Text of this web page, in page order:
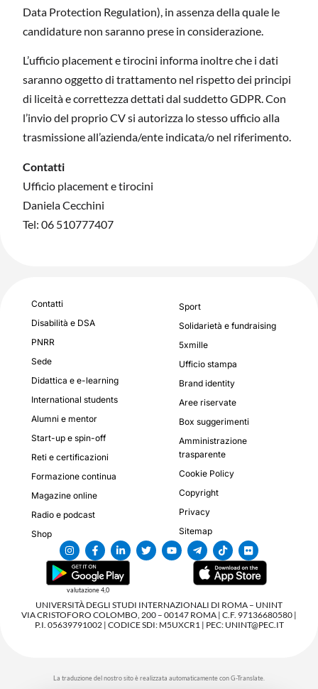
Data Protection Regulation), in assenza della quale le
candidature non saranno prese in considerazione.
L’ufficio placement e tirocini informa inoltre che i dati
saranno oggetto di trattamento nel rispetto dei principi
di liceità e correttezza dettati dal suddetto GDPR. Con
l’invio del proprio CV si autorizza lo stesso ufficio alla
trasmissione all’azienda/ente indicata/o nel riferimento.
Contatti
Ufficio placement e tirocini
Daniela Cecchini
Tel: 06 510777407
Contatti
Disabilità e DSA
PNRR
Sede
Didattica e e-learning
International students
Alumni e mentor
Start-up e spin-off
Reti e certificazioni
Formazione continua
Magazine online
Radio e podcast
Shop
Sport
Solidarietà e fundraising
5xmille
Ufficio stampa
Brand identity
Aree riservate
Box suggerimenti
Amministrazione
trasparente
Cookie Policy
Copyright
Privacy
Sitemap
valutazione 4,0
UNIVERSITÀ DEGLI STUDI INTERNAZIONALI DI ROMA – UNINT
VIA CRISTOFORO COLOMBO, 200 – 00147 ROMA | C.F. 97136680580 |
P.I. 05639791002 | CODICE SDI: M5UXCR1 | PEC: UNINT@PEC.IT
La traduzione del nostro sito è realizzata automaticamente con G-Translate.